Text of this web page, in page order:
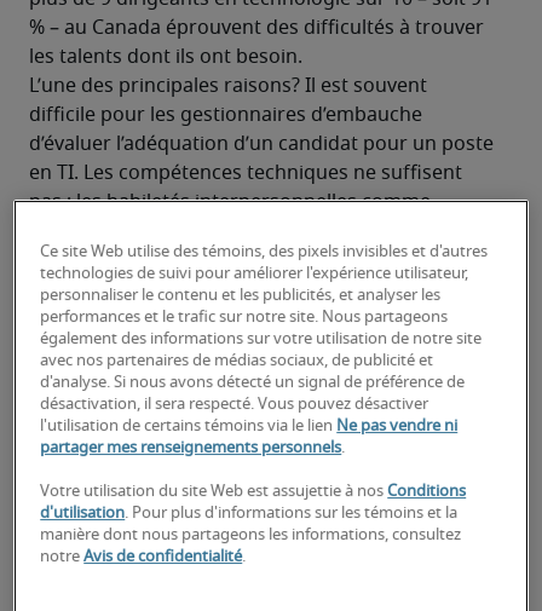
% – au Canada éprouvent des difficultés à trouver
les talents dont ils ont besoin.
L’une des principales raisons? Il est souvent
difficile pour les gestionnaires d’embauche
d’évaluer l’adéquation d’un candidat pour un poste
en TI. Les compétences techniques ne suffisent
pas : les habiletés interpersonnelles comme
aussi importantes. Il faut aussi évaluer leur
compréhension non seulement de la technologie
de l’entreprise, mais aussi du produit ou service
final.
Des questions prévisibles comme « Où vous
voyez-vous dans cinq ans? » ne révèlent pas
grand-chose. Une série de questions fermées non
mélange réfléchi de questions comportementales
et techniques — et à porter attention non
seulement à ce que les candidats répondent, mais
Ce site Web utilise des témoins, des pixels invisibles et d'autres
technologies de suivi pour améliorer l'expérience utilisateur,
personnaliser le contenu et les publicités, et analyser les
performances et le trafic sur notre site. Nous partageons
également des informations sur votre utilisation de notre site
avec nos partenaires de médias sociaux, de publicité et
d'analyse. Si nous avons détecté un signal de préférence de
désactivation, il sera respecté. Vous pouvez désactiver
l'utilisation de certains témoins via le lien Ne pas vendre ni
partager mes renseignements personnels.
Votre utilisation du site Web est assujettie à nosConditions
d'utilisation. Pour plus d'informations sur les témoins et la
manière dont nous partageons les informations, consultez
notreAvis de confidentialité.